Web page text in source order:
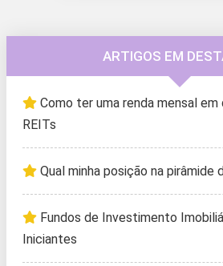
ARTIGOS EM
Como ter uma renda mensal
REITs
Qual minha posição na pirâmide
Fundos de Investimento
Iniciantes